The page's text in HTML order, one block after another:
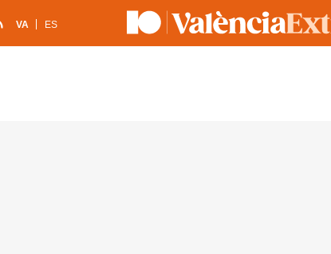
VA ES